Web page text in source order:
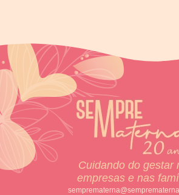
Cuidando do gestar
empresas e nas